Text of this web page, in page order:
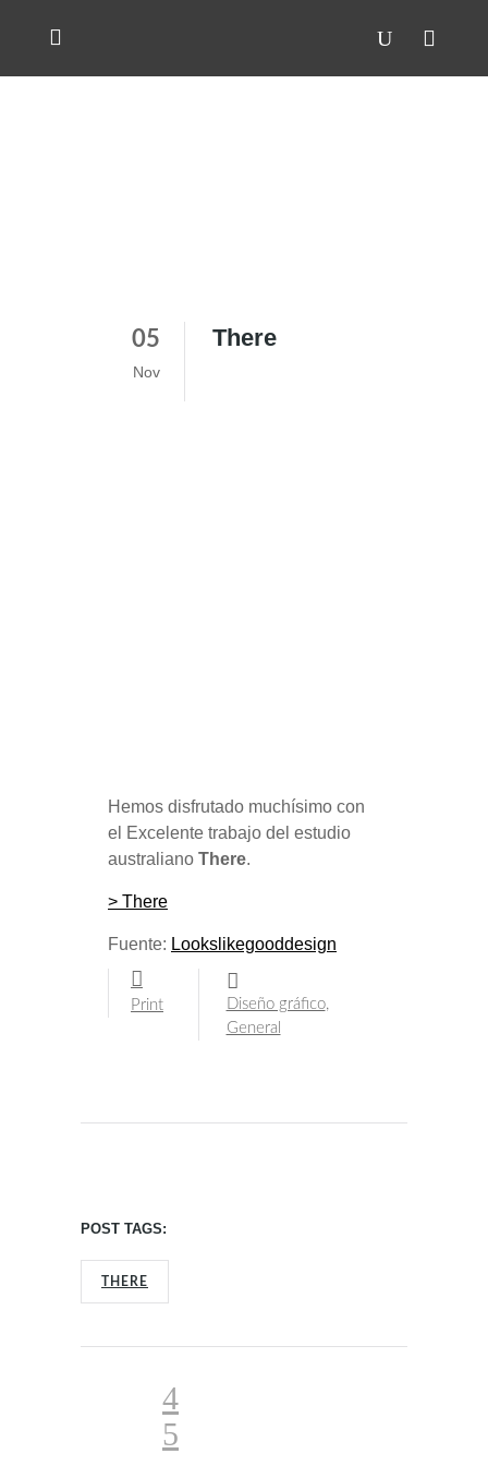
05
Nov
There
Hemos disfrutado muchísimo con
el Excelente trabajo del estudio
australiano There.
> There
Fuente: Lookslikegooddesign
Print Diseño gráfico,
General
POST TAGS:
THERE